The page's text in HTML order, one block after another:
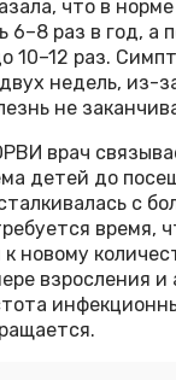
что в
6–8 раз в год, а
10–12 раз.
недель, из-
не
врач
детей до
с
время,
новому
взросления и